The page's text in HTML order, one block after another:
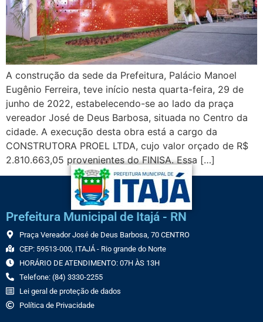
A construção da sede da Prefeitura, Palácio Manoel
Eugênio Ferreira, teve início nesta quarta-feira, 29 de
junho de 2022, estabelecendo-se ao lado da praça
vereador José de Deus Barbosa, situada no Centro da
cidade. A execução desta obra está a cargo da
CONSTRUTORA PROEL LTDA, cujo valor orçado de R$
2.810.663,05 provenientes do FINISA. Essa […]
Prefeitura Municipal de Itajá - RN
Praça Vereador José de Deus Barbosa, 70 CENTRO
CEP: 59513-000, ITAJÁ - Rio grande do Norte
HORÁRIO DE ATENDIMENTO: 07H ÀS 13H
Telefone: (84) 3330-2255
Lei geral de proteção de dados
Política de Privacidade